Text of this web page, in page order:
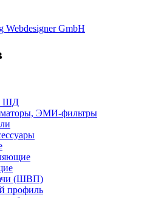
GmbH
ШД
ЭМИ-фильтры
(ШВП)
профиль